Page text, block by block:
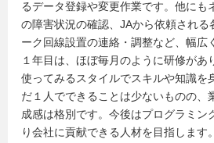
るデータ登録や変更作業です。他にも
の障害状況の確認、JAから依頼される
ーク回線設置の連絡・調整など、幅広
１年目は、ほぼ毎月のように研修があ
使ってみるスタイルでスキルや知識を
だ１人でできることは少ないものの、
成感は格別です。今後はプログラミン
り会社に貢献できる人材を目指します。